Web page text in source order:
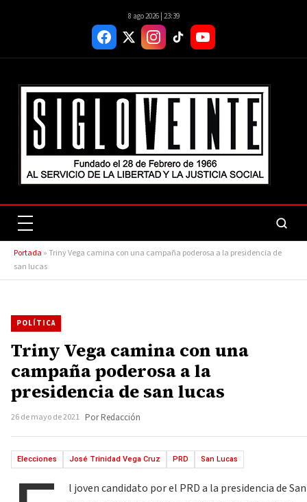
8 ago 2026 | 23:39
Portada »Triny Vega camina con una campaña poderosa a la presidencia de
san lucas
POLÍTICA
Triny Vega camina con una
campaña poderosa a la
presidencia de san lucas
26 de mayo de 2021 Por Redacción
Elecciones José Trinidad Vega Cruz PRD San Lucas
l joven candidato por el PRD a la presidencia de San